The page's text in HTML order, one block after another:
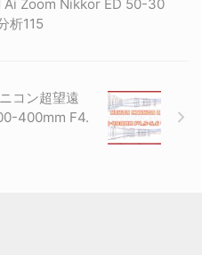
Ai Zoom Nikkor ED 50-30
析115
コン超望遠
400mm F4.